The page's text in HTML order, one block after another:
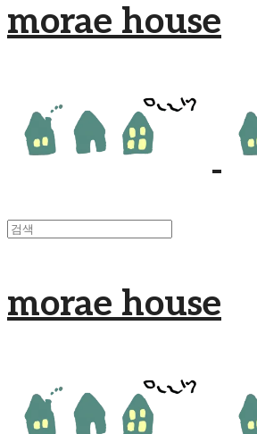
morae house
morae house